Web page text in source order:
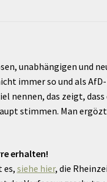
unabhängigen und
immer so und als
nennen, das zeigt,
stimmen. Man
erhalten!
es, siehe hier, die